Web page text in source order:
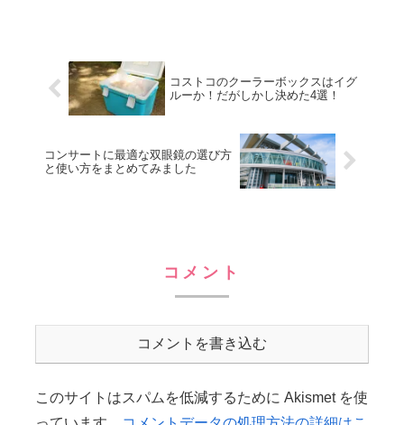
コストコのクーラーボックスはイグ
ルーか！だがしかし決めた4選！
コンサートに最適な双眼鏡の選び方
と使い方をまとめてみました
コメント
コメントを書き込む
このサイトはスパムを低減するために Akismet を使